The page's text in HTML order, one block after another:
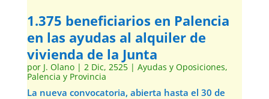
1.375 beneficiarios en Palencia
en las ayudas al alquiler de
vivienda de la Junta
por J. Olano| 2 Dic, 2525| Ayudas y Oposiciones,
Palencia y Provincia
La nueva convocatoria, abierta hasta el 30 de